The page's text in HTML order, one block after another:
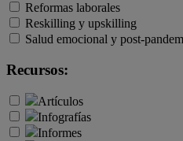
Reformas laborales
Reskilling y upskilling
Salud emocional y post-
Recursos:
Artículos
Infografías
Informes